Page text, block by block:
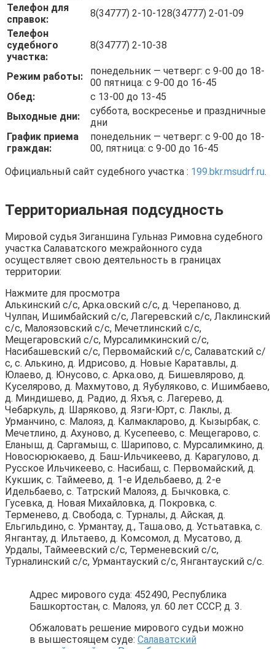
Телефон для
справок:
8(34777) 2-10-128(34777) 2-01-09
Телефон
судебного
участка:
8(34777) 2-10-38
Режим работы:
понедельник — четверг: с 9-00 до 18-
00 пятница: с 9-00 до 16-45
Обед:
с 13-00 до 13-45
Выходные дни:
суббота, воскресенье и праздничные
дни
График приема
граждан:
понедельник — четверг: с 9-00 до 18-
00, пятница: с 9-00 до 16-45
Официальный сайт судебного участка : 199.bkr.msudrf.ru.
Территориальная подсудность
Мировой судья Зиганшина Гульназ Римовна судебного
участка Салаватского межрайонного суда
осуществляет свою деятельность в границах
территории:
Нажмите для просмотра
Алькинский с/с, Арка.овский с/с, д. Черепаново, д.
Чулпан, Ишимбайский с/с, Лагеревский с/с, Лаклинский
с/с, Малоязовский с/с, Мечетлинский с/с,
Мещегаровский с/с, Мурсалимкинский с/с,
Насибашевский с/с, Первомайский с/с, Салаватский с/
с, с. Алькино, д. Идрисово, д. Новые Каратавлы, д.
Юлаево, д. Юнусово, с. Арка.ово, д. Бишевлярово, д.
Куселярово, д. Махмутово, д. Яубуляково, с. Ишимбаево,
д. Миндишево, д. Радио, д. Яхъя, с. Лагерево, д.
Чебаркуль, д. Шаряково, д. Язги-Юрт, с. Лаклы, д.
Урманчино, с. Малояз, д. Калмакларово, д. Кызырбак, с.
Мечетлино, д. Ахуново, д. Кусепеево, с. Мещегарово, с.
Еланыш, д. Саргамыш, с. Шарипово, с. Мурсалимкино, д.
Новосюрюкаево, д. Баш-Ильчикеево, д. Карагулово, д.
Русское Ильчикеево, с. Насибаш, с. Первомайский, д.
Кукшик, с. Таймеево, д. 1-е Идельбаево, д. 2-е
Идельбаево, с. Татрский Малояз, д. Бычковка, с.
Гусевка, д. Новая Михайловка, д. Покровка, с.
Терменево, д. Свобода, с. Турналы, д. Айская, д.
Ельгильдино, с. Урмантау, д., Таша.ово, д. Устьатавка, с.
Янгантау, д. Ильтаево, д. Комсомол, д. Мусатово, д.
Урдалы, Таймеевский с/с, Терменевский с/с,
Турналинский с/с, Урмантауский с/с, Янгантауский с/с.
Адрес мирового суда: 452490, Республика
Башкортостан, с. Малояз, ул. 60 лет СССР, д. 3.
Обжаловать решение мирового судьи можно
в вышестоящем суде: Салаватский